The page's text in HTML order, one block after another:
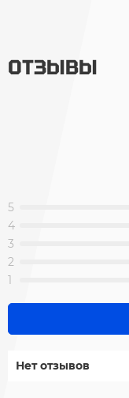
ОТЗЫВЫ
5
4
3
2
1
Нет отзывов